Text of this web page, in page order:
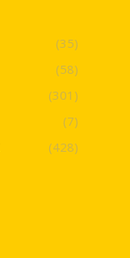
(35)
(58)
(301)
(7)
(428)